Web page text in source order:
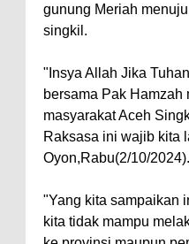
gunung Meriah
singkil.
"Insya Allah Jika
bersama Pak
masyarakat Aceh
Raksasa ini wajib kita
Oyon,Rabu(2/10/2024).
"Yang kita sampaikan
kita tidak mampu